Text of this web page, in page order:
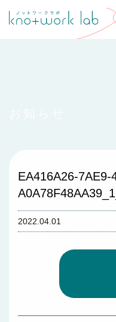
EA416A26-7AE9-
2022.04.01